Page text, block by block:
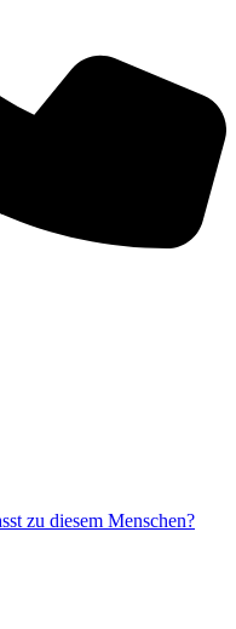
zu diesem Menschen?